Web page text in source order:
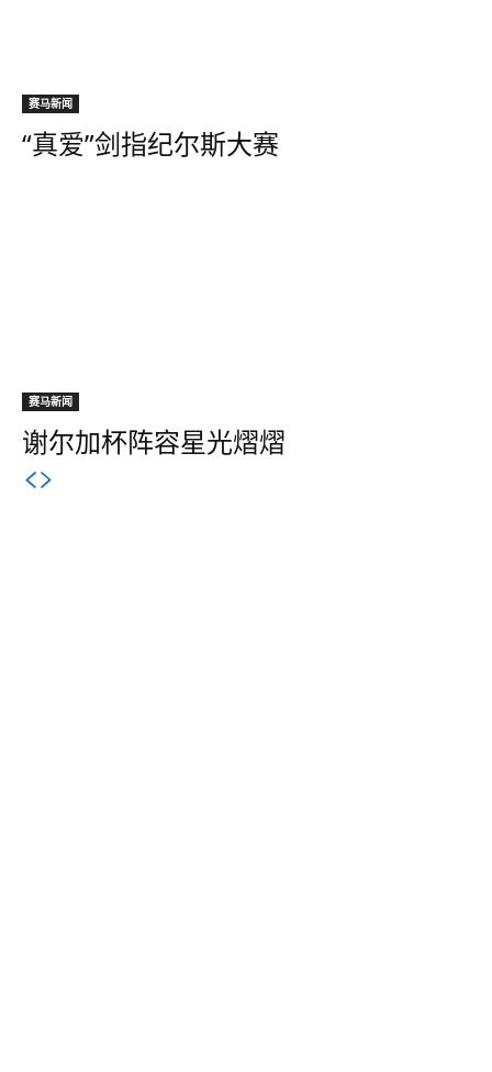
赛马新闻
“真爱”剑指纪尔斯大赛
赛马新闻
谢尔加杯阵容星光熠熠